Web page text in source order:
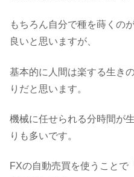
もちろん自分で種を蒔くの
良いと思いますが、
基本的に人間は楽する生き
りだと思います。
機械に任せられる分時間が
りも多いです。
FXの自動売買を使うことで